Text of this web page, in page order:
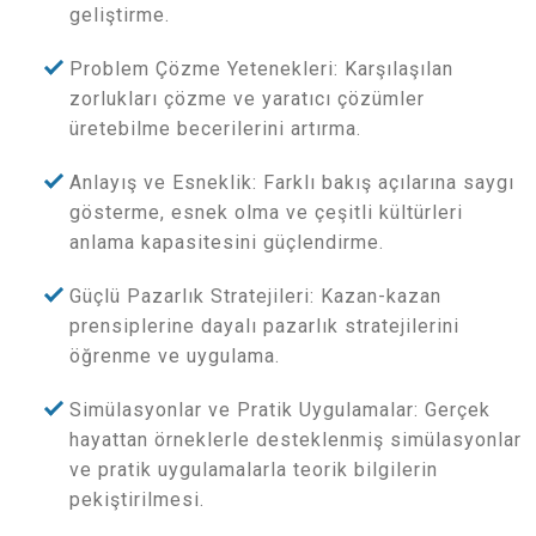
geliştirme.
Problem Çözme Yetenekleri: Karşılaşılan
zorlukları çözme ve yaratıcı çözümler
üretebilme becerilerini artırma.
Anlayış ve Esneklik: Farklı bakış açılarına saygı
gösterme, esnek olma ve çeşitli kültürleri
anlama kapasitesini güçlendirme.
Güçlü Pazarlık Stratejileri: Kazan-kazan
prensiplerine dayalı pazarlık stratejilerini
öğrenme ve uygulama.
Simülasyonlar ve Pratik Uygulamalar: Gerçek
hayattan örneklerle desteklenmiş simülasyonlar
ve pratik uygulamalarla teorik bilgilerin
pekiştirilmesi.